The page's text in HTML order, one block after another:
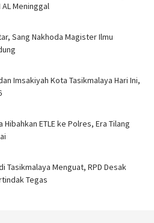
AL Meninggal
Sang Nakhoda Magister Ilmu
Imsakiyah Kota Tasikmalaya Hari Ini,
ETLE ke Polres, Era Tilang
Tasikmalaya Menguat, RPD Desak
Tegas